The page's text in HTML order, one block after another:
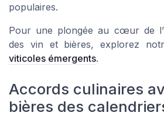
populaires.
Pour une plongée au cœur de
des vin et bières, explorez
viticoles émergents.
Accords culinaires
bières des